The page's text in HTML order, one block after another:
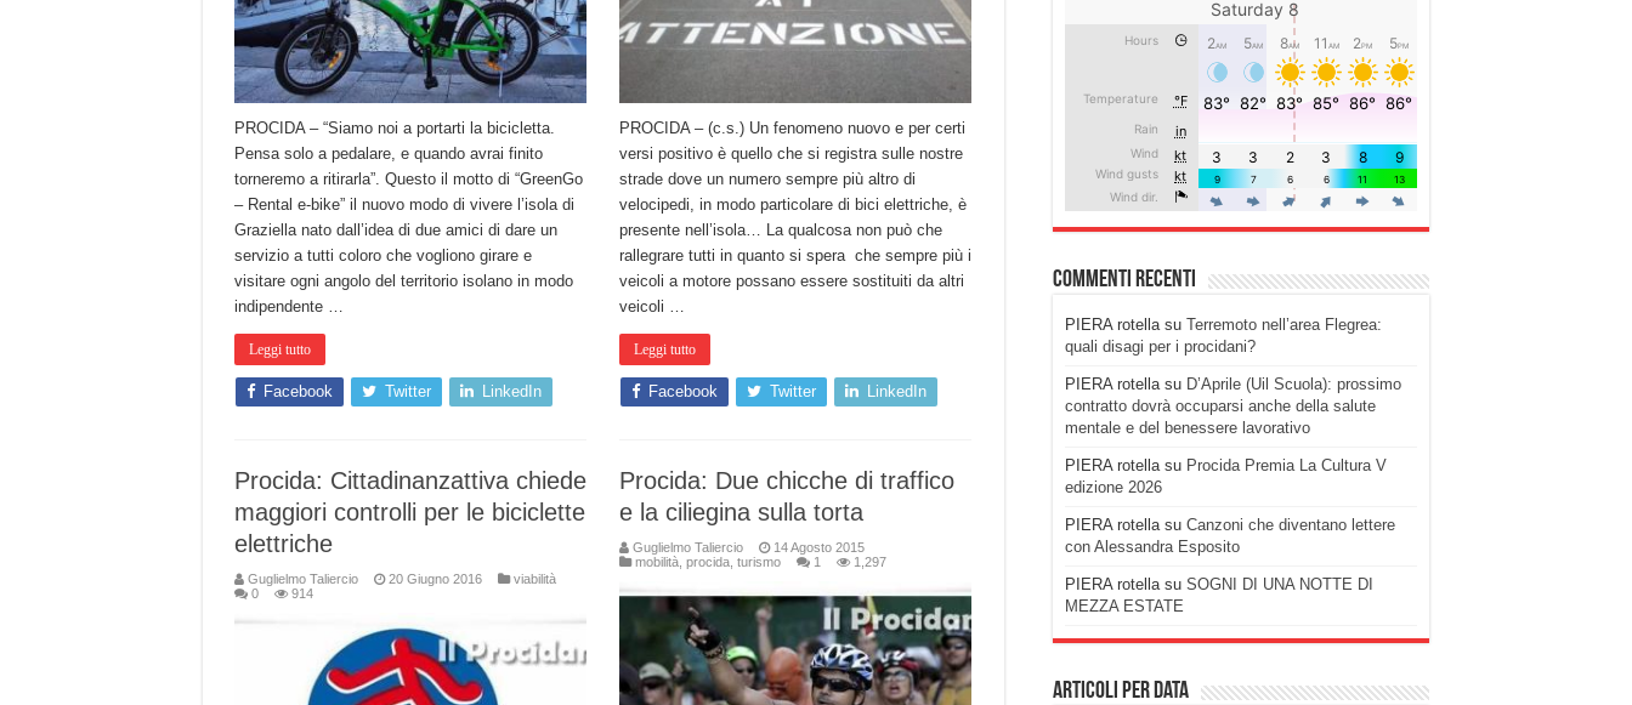
PROCIDA – “Siamo noi a portarti la bicicletta.
Pensa solo a pedalare, e quando avrai finito
torneremo a ritirarla”. Questo il motto di “GreenGo
– Rental e-bike” il nuovo modo di vivere l’isola di
Graziella nato dall’idea di due amici di dare un
servizio a tutti coloro che vogliono girare e
visitare ogni angolo del territorio isolano in modo
indipendente …
Leggi tutto
Facebook Twitter LinkedIn
PROCIDA – (c.s.) Un fenomeno nuovo e per certi
versi positivo è quello che si registra sulle nostre
strade dove un numero sempre più altro di
velocipedi, in modo particolare di bici elettriche, è
presente nell’isola… La qualcosa non può che
rallegrare tutti in quanto si spera che sempre più i
veicoli a motore possano essere sostituiti da altri
veicoli …
Leggi tutto
Facebook Twitter LinkedIn
Procida: Cittadinanzattiva chiede
maggiori controlli per le biciclette
elettriche
Guglielmo Taliercio 20 Giugno 2016
viabilità
0
914
Procida: Due chicche di traffico
e la ciliegina sulla torta
Guglielmo Taliercio
14 Agosto 2015
mobilità procida turismo 1 1,297
Commenti recenti
PIERA rotellasu Terremoto nell’area Flegrea:
quali disagi per i procidani?
PIERA rotellasu D’Aprile (Uil Scuola): prossimo
contratto dovrà occuparsi anche della salute
mentale e del benessere lavorativo
PIERA rotellasu Procida Premia La Cultura V
edizione 2026
PIERA rotellasu Canzoni che diventano lettere
con Alessandra Esposito
PIERA rotellasu SOGNI DI UNA NOTTE DI
MEZZA ESTATE
Articoli per data